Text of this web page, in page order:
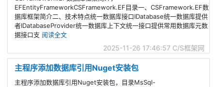
EFEntityFrameworkCSFramework.EF目录一、CSFramework.EF数
据库框架简介二、技术特点统一数据库接口IDatabase统一数据库提供
者IDatabaseProvider统一数据库上下文统一接口提供常用数据库元数
据接口支 阅读全文
2025-11-26 17:46:57 C/S框架网
主程序添加数据库引用Nuget安装包
主程序添加数据库引用Nuget安装包，目录MsSql-